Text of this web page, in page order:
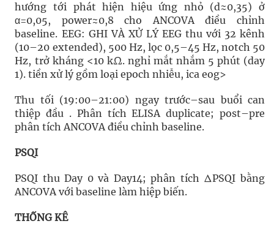
hướng tới phát hiện hiệu ứng nhỏ (d≈0,35) ở
α=0,05, power≈0,8 cho ANCOVA điều chỉnh
baseline. EEG: GHI VÀ XỬ LÝ EEG thu với 32 kênh
(10–20 extended), 500 Hz, lọc 0,5–45 Hz, notch 50
Hz, trở kháng <10 kΩ. nghỉ mắt nhắm 5 phút (day
1). tiền xử lý gồm loại epoch nhiễu, ica eog>
Thu tối (19:00–21:00) ngay trước–sau buổi can
thiệp đầu . Phân tích ELISA duplicate; post–pre
phân tích ANCOVA điều chỉnh baseline.
PSQI
PSQI thu Day 0 và Day14; phân tích ΔPSQI bằng
ANCOVA với baseline làm hiệp biến.
THỐNG KÊ